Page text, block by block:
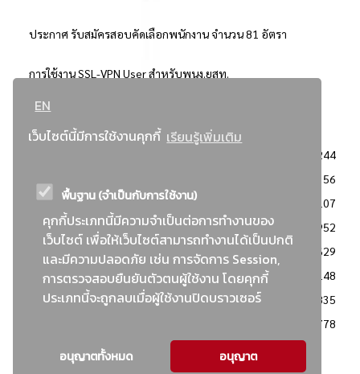
EN
เว็บไซต์นี้มีการใช้งานคุกกี้ เรียนรู้เพิ่มเติม
พื้นฐาน (จำเป็นกับการใช้งาน)
คุกกี้ประเภทนี้มีความจำเป็นต่อการทำงานของ
เว็บไซต์ เพื่อให้เว็บไซต์สามารถทำงานได้เป็นปกติ
และมีความปลอดภัย เช่น การจัดการ Session,
การตรวจสอบยืนยันตัวตนผู้ใช้งาน โดยคุกกี้
ประเภทนี้จะถูกลบเมื่อผู้ใช้งานปิดบราวเซอร์
อนุญาตทั้งหมด อนุญาต
ประกาศ รับสมัครสอบคัดเลือกพนักงาน จำนวน 81 อัตรา
การใช้งาน SSL-VPN User สำหรับพนง.ยสท.
..ยอดนิยม..
3244
2356
: วิธีเฉพาะเจาะจง
2107
ข่าวสาร/ประกาศ
1952
: เอกสารส่งเสริมความโปร่งใสในการจัดซื้อจัดจ้าง
1629
ข่าวสารจัดซื้อจัดจ้าง
1148
: แผนการจัดซื้อจัดจ้าง
835
778